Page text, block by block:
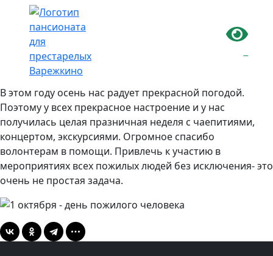
1 октября — день пожилого
человека
В этом году осень нас радует прекрасной погодой.
Поэтому у всех прекрасное настроение и у нас
получилась целая празничная неделя с чаепитиями,
концертом, экскурсиями. Огромное спасибо
волонтерам в помощи. Привлечь к участию в
мероприятиях всех пожилых людей без исключения- это
очень не простая задача.